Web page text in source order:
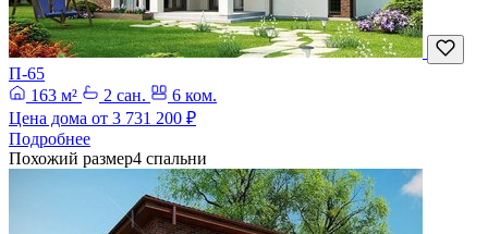
П-65
163 м²
2 сан.
6 ком.
Цена дома от 3 731 200 ₽
Подробнее
Похожий размер4 спальни